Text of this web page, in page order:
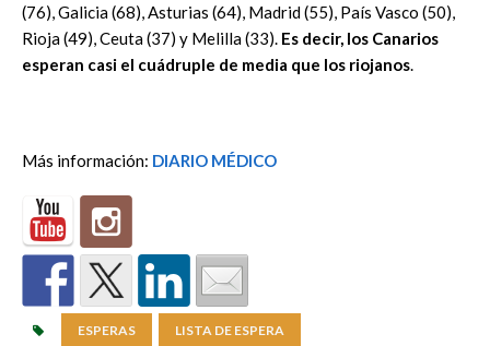
(76), Galicia (68), Asturias (64), Madrid (55), País Vasco (50),
Rioja (49), Ceuta (37) y Melilla (33). Es decir, los Canarios
esperan casi el cuádruple de media que los riojanos.
Más información: DIARIO MÉDICO
ESPERAS LISTA DE ESPERA